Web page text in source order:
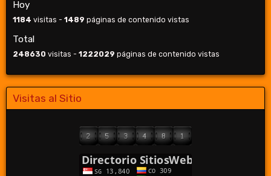
Hoy
1184 visitas - 1489 páginas de contenido vistas
Total
248630 visitas - 1222029 páginas de contenido vistas
Visitas al Sitio